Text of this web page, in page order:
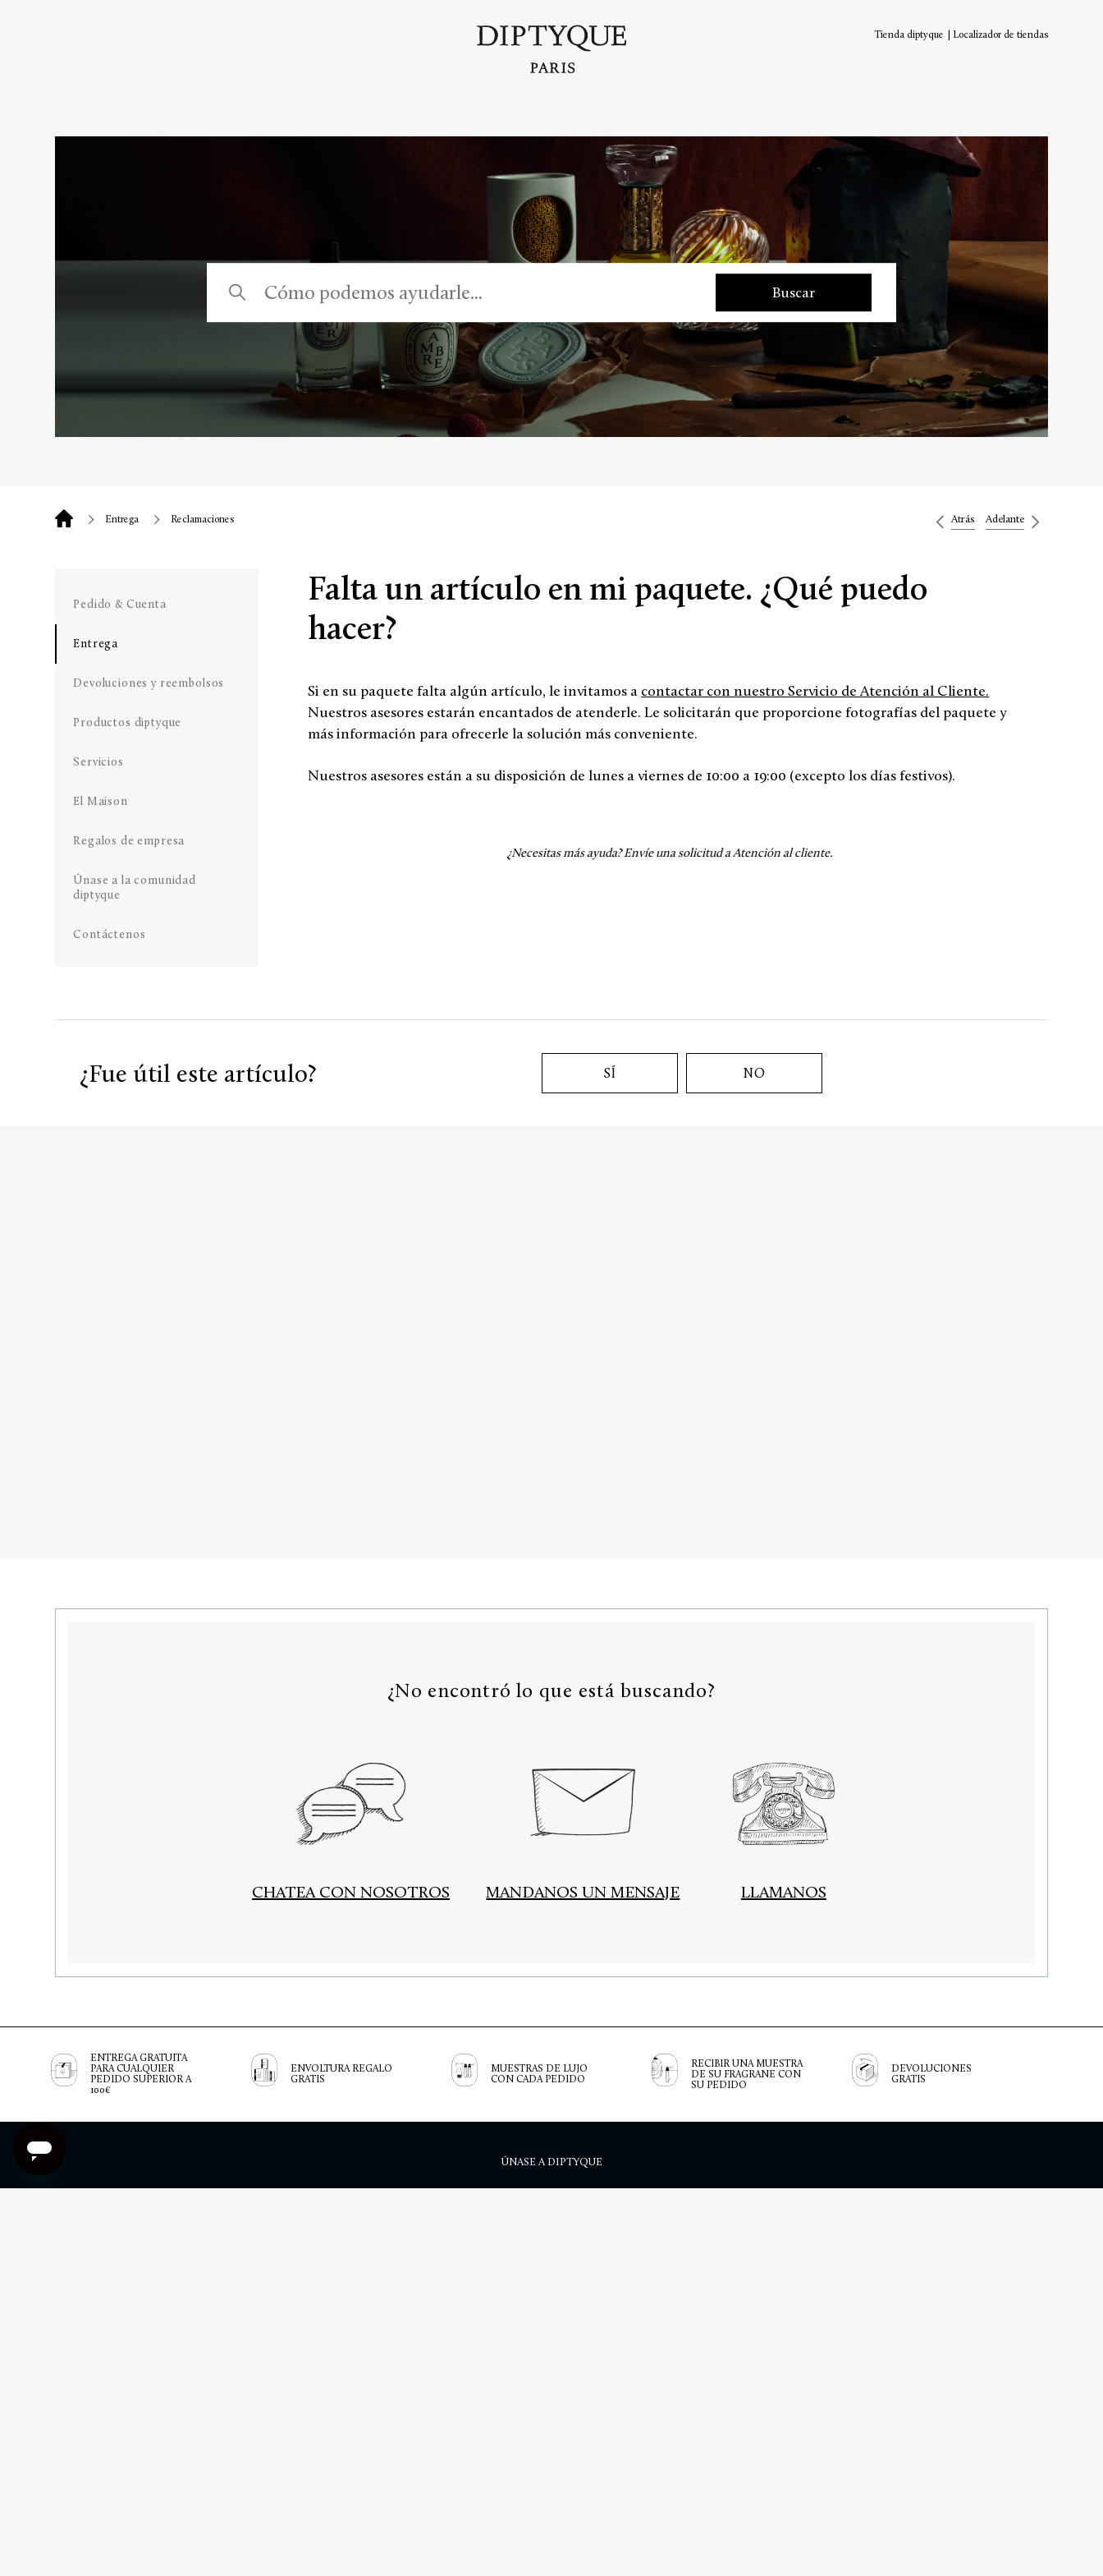
Tienda diptyque Localizador de tiendas
Entrega Reclamaciones Atrás Adelante
Pedido & Cuenta
Entrega
Devoluciones y reembolsos
Productos diptyque
Servicios
El Maison
Regalos de empresa
Únase a la comunidad
diptyque
Contáctenos
Falta un artículo en mi paquete. ¿Qué puedo
hacer?
Si en su paquete falta algún artículo, le invitamos a contactar con nuestro Servicio de Atención al Cliente.
Nuestros asesores estarán encantados de atenderle. Le solicitarán que proporcione fotografías del paquete y
más información para ofrecerle la solución más conveniente.
Nuestros asesores están a su disposición de lunes a viernes de 10:00 a 19:00 (excepto los días festivos).
¿Necesitas más ayuda?Envíe una solicitud a Atención al cliente.
¿Fue útil este artículo? SÍ NO
¿No encontró lo que está buscando?
CHATEA CON NOSOTROS MANDANOS UN MENSAJE LLAMANOS
ENTREGA GRATUITA
PARA CUALQUIER
PEDIDO SUPERIOR A
100€
ENVOLTURA REGALO
GRATIS
MUESTRAS DE LUJO
CON CADA PEDIDO
RECIBIR UNA MUESTRA
DE SU FRAGRANE CON
SU PEDIDO
DEVOLUCIONES
GRATIS
ÚNASE A DIPTYQUE